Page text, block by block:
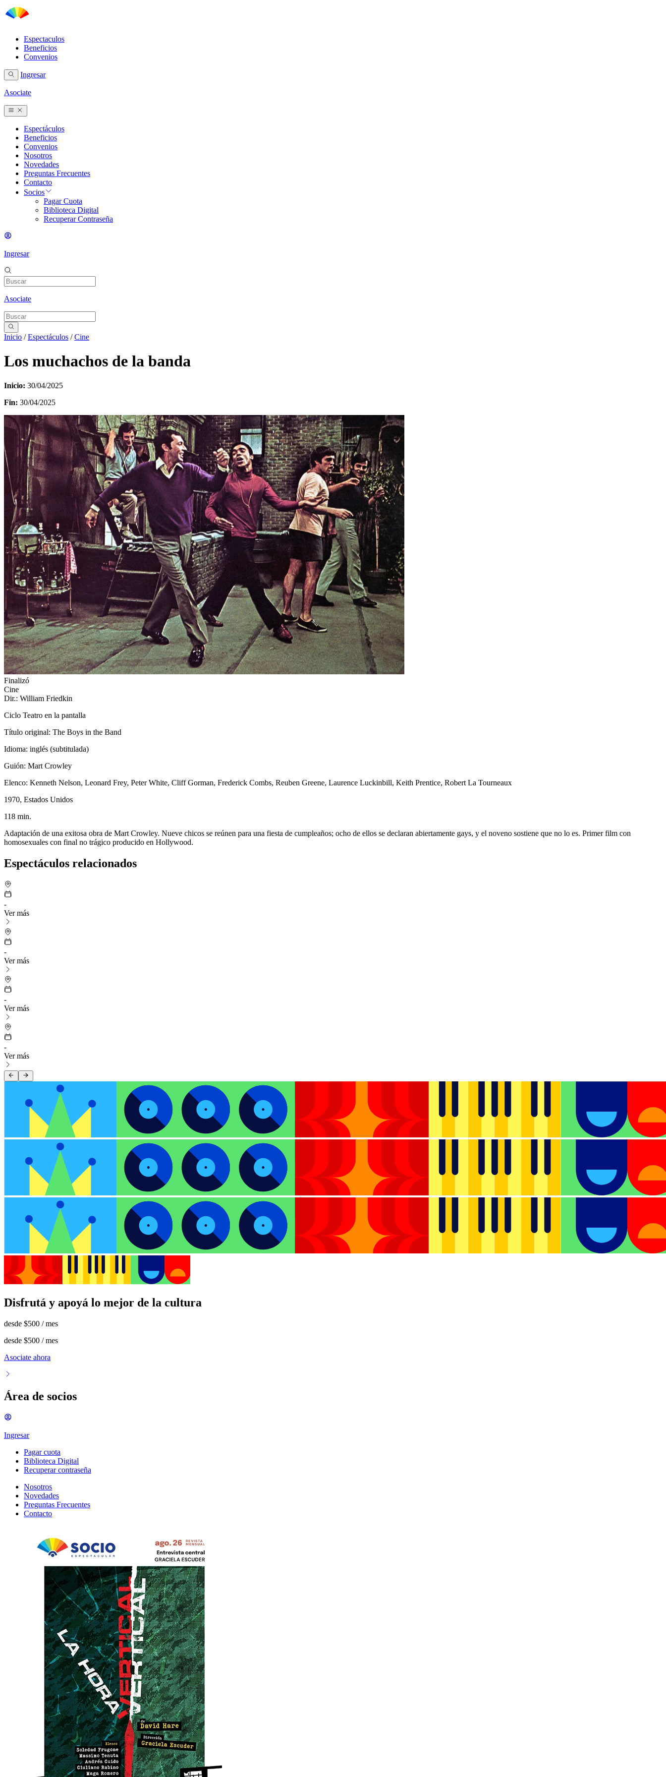
Espectaculos
Beneficios
Convenios
Ingresar
Asociate
Espectáculos
Beneficios
Convenios
Nosotros
Novedades
Preguntas Frecuentes
Contacto
Socios
Pagar Cuota
Biblioteca Digital
Recuperar Contraseña
Ingresar
Asociate
Inicio /Espectáculos /Cine
Los muchachos de la banda
Inicio: 30/04/2025
Fin: 30/04/2025
Finalizó
Cine
Dir.: William Friedkin
Ciclo Teatro en la pantalla
Título original: The Boys in the Band
Idioma: inglés (subtitulada)
Guión: Mart Crowley
Elenco: Kenneth Nelson, Leonard Frey, Peter White, Cliff Gorman, Frederick Combs, Reuben Greene, Laurence Luckinbill, Keith Prentice, Robert La Tourneaux
1970, Estados Unidos
118 min.
Adaptación de una exitosa obra de Mart Crowley. Nueve chicos se reúnen para una fiesta de cumpleaños; ocho de ellos se declaran abiertamente gays, y el noveno sostiene que no lo es. Primer film con
homosexuales con final no trágico producido en Hollywood.
Espectáculos relacionados
-
Ver más
-
Ver más
-
Ver más
-
Ver más
Disfrutá y apoyá lo mejor de la cultura
desde $500 / mes
desde $500 / mes
Asociate ahora
Área de socios
Ingresar
Pagar cuota
Biblioteca Digital
Recuperar contraseña
Nosotros
Novedades
Preguntas Frecuentes
Contacto